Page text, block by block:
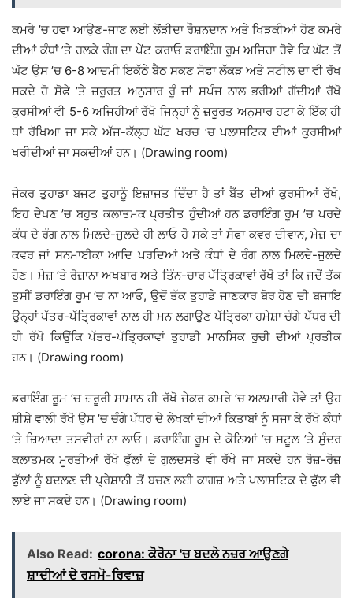
ਕਮਰੇ ’ਚ ਹਵਾ ਆਉਣ-ਜਾਣ ਲਈ ਲੋਂੜੀਦਾ ਰੌਸ਼ਨਦਾਨ ਅਤੇ ਖਿੜਕੀਆਂ ਹੋਣ ਕਮਰੇ
ਦੀਆਂ ਕੰਧਾਂ ’ਤੇ ਹਲਕੇ ਰੰਗ ਦਾ ਪੇਂਟ ਕਰਾਓ ਡਰਾਇੰਗ ਰੂਮ ਅਜਿਹਾ ਹੋਵੇ ਕਿ ਘੱਟ ਤੋਂ
ਘੱਟ ਉਸ ’ਚ 6-8 ਆਦਮੀ ਇਕੱਠੇ ਬੈਠ ਸਕਣ ਸੋਫਾ ਲੱਕੜ ਅਤੇ ਸਟੀਲ ਦਾ ਵੀ ਰੱਖ
ਸਕਦੇ ਹੋ ਸੋਫੇ ’ਤੇ ਜ਼ਰੂਰਤ ਅਨੁਸਾਰ ਰੂੰ ਜਾਂ ਸਪੰਜ ਨਾਲ ਭਰੀਆਂ ਗੱਦੀਆਂ ਰੱਖੋ
ਕੁਰਸੀਆਂ ਵੀ 5-6 ਅਜਿਹੀਆਂ ਰੱਖੋ ਜਿਨ੍ਹਾਂ ਨੂੰ ਜ਼ਰੂਰਤ ਅਨੁਸਾਰ ਹਟਾ ਕੇ ਇੱਕ ਹੀ
ਥਾਂ ਰੱਖਿਆ ਜਾ ਸਕੇ ਅੱਜ-ਕੱਲ੍ਹ ਘੱਟ ਖਰਚ ’ਚ ਪਲਾਸਟਿਕ ਦੀਆਂ ਕੁਰਸੀਆਂ
ਖਰੀਦੀਆਂ ਜਾ ਸਕਦੀਆਂ ਹਨ। (Drawing room)
ਜੇਕਰ ਤੁਹਾਡਾ ਬਜਟ ਤੁਹਾਨੂੰ ਇਜ਼ਾਜਤ ਦਿੰਦਾ ਹੈ ਤਾਂ ਬੈਂਤ ਦੀਆਂ ਕੁਰਸੀਆਂ ਰੱਖੋ,
ਇਹ ਦੇਖਣ ’ਚ ਬਹੁਤ ਕਲਾਤਮਕ ਪ੍ਰਤੀਤ ਹੁੰਦੀਆਂ ਹਨ ਡਰਾਇੰਗ ਰੂਮ ’ਚ ਪਰਦੇ
ਕੰਧ ਦੇ ਰੰਗ ਨਾਲ ਮਿਲਦੇ-ਜੁਲਦੇ ਹੀ ਲਾਓ ਹੋ ਸਕੇ ਤਾਂ ਸੋਫਾ ਕਵਰ ਦੀਵਾਨ, ਮੇਜ਼ ਦਾ
ਕਵਰ ਜਾਂ ਸਨਮਾਈਕਾ ਆਦਿ ਪਰਦਿਆਂ ਅਤੇ ਕੰਧਾਂ ਦੇ ਰੰਗ ਨਾਲ ਮਿਲਦੇ-ਜੁਲਦੇ
ਹੋਣ। ਮੇਜ਼ ’ਤੇ ਰੋਜ਼ਾਨਾ ਅਖਬਾਰ ਅਤੇ ਤਿੰਨ-ਚਾਰ ਪੱਤ੍ਰਿਕਾਵਾਂ ਰੱਖੋ ਤਾਂ ਕਿ ਜਦੋਂ ਤੱਕ
ਤੁਸੀਂ ਡਰਾਇੰਗ ਰੂਮ ’ਚ ਨਾ ਆਓ, ਉਦੋਂ ਤੱਕ ਤੁਹਾਡੇ ਜਾਣਕਾਰ ਬੋਰ ਹੋਣ ਦੀ ਬਜਾਇ
ਉਨ੍ਹਾਂ ਪੱਤਰ-ਪੱਤ੍ਰਿਕਾਵਾਂ ਨਾਲ ਹੀ ਮਨ ਲਗਾਉਣ ਪੱਤ੍ਰਿਕਾ ਹਮੇਸ਼ਾ ਚੰਗੇ ਪੱਧਰ ਦੀ
ਹੀ ਰੱਖੋ ਕਿਉਂਕਿ ਪੱਤਰ-ਪੱਤ੍ਰਿਕਾਵਾਂ ਤੁਹਾਡੀ ਮਾਨਸਿਕ ਰੁਚੀ ਦੀਆਂ ਪ੍ਰਤੀਕ
ਹਨ। (Drawing room)
ਡਰਾਇੰਗ ਰੂਮ ’ਚ ਜ਼ਰੂਰੀ ਸਾਮਾਨ ਹੀ ਰੱਖੋ ਜੇਕਰ ਕਮਰੇ ’ਚ ਅਲਮਾਰੀ ਹੋਵੇ ਤਾਂ ਉਹ
ਸ਼ੀਸ਼ੇ ਵਾਲੀ ਰੱਖੋ ਉਸ ’ਚ ਚੰਗੇ ਪੱਧਰ ਦੇ ਲੇਖਕਾਂ ਦੀਆਂ ਕਿਤਾਬਾਂ ਨੂੰ ਸਜਾ ਕੇ ਰੱਖੋ ਕੰਧਾਂ
’ਤੇ ਜ਼ਿਆਦਾ ਤਸਵੀਰਾਂ ਨਾ ਲਾਓ। ਡਰਾਇੰਗ ਰੂਮ ਦੇ ਕੋਨਿਆਂ ’ਚ ਸਟੂਲ ’ਤੇ ਸੁੰਦਰ
ਕਲਾਤਮਕ ਮੂਰਤੀਆਂ ਰੱਖੋ ਫੁੱਲਾਂ ਦੇ ਗੁਲਦਸਤੇ ਵੀ ਰੱਖੇ ਜਾ ਸਕਦੇ ਹਨ ਰੋਜ਼-ਰੋਜ਼
ਫੁੱਲਾਂ ਨੂੰ ਬਦਲਣ ਦੀ ਪ੍ਰੇਸ਼ਾਨੀ ਤੋਂ ਬਚਣ ਲਈ ਕਾਗਜ਼ ਅਤੇ ਪਲਾਸਟਿਕ ਦੇ ਫੁੱਲ ਵੀ
ਲਾਏ ਜਾ ਸਕਦੇ ਹਨ। (Drawing room)
Also Read: corona: ਕੋਰੋਨਾ 'ਚ ਬਦਲੇ ਨਜ਼ਰ ਆਉਣਗੇ
ਸ਼ਾਦੀਆਂ ਦੇ ਰਸਮੋ-ਰਿਵਾਜ਼